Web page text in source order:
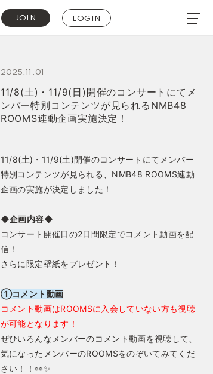
JOIN LOGIN
2025.11.01
11/8(土)・11/9(日)開催のコンサートにてメ
ンバー特別コンテンツが見られるNMB48
ROOMS連動企画実施決定！
11/8(土)・11/9(土)開催のコンサートにてメンバー
特別コンテンツが見られる、NMB48 ROOMS連動
企画の実施が決定しました！
◆企画内容◆
コンサート開催日の2日間限定でコメント動画を配
信！
さらに限定壁紙をプレゼント！
①コメント動画
コメント動画はROOMSに入会していない方も視聴
が可能となります！
ぜひいろんなメンバーのコメント動画を視聴して、
気になったメンバーのROOMSをのぞいてみてくだ
さい！！👀✨